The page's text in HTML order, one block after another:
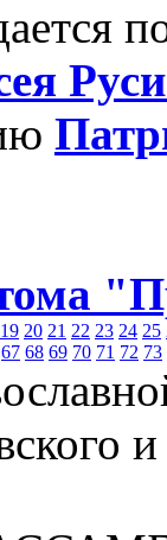
19 20 21 22 23 24 25
67 68 69 70 71 72 73